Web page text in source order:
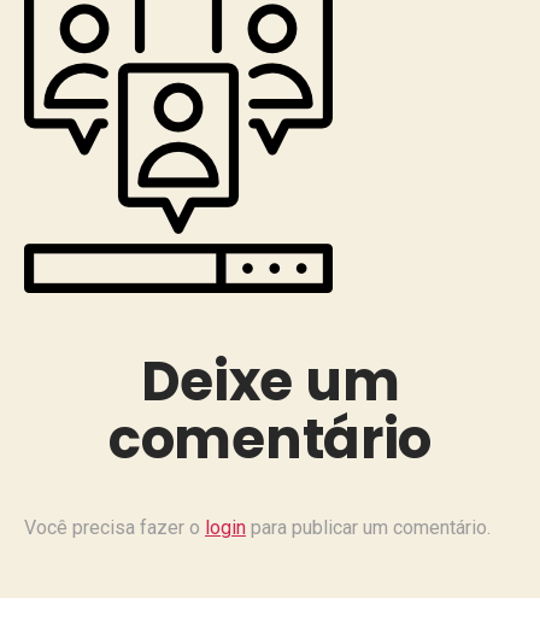
Deixe um
comentário
Você precisa fazer o login para publicar um comentário.